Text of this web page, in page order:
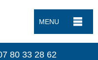
MENU
80 33 28 62